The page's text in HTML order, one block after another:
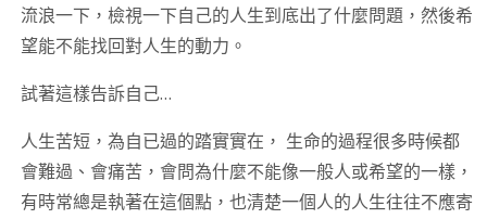
流浪一下，檢視一下自己的人生到底出了什麼問題，然後希
望能不能找回對人生的動力。
試著這樣告訴自己…
人生苦短，為自已過的踏實實在， 生命的過程很多時候都
會難過、會痛苦，會問為什麼不能像一般人或希望的一樣，
有時常總是執著在這個點，也清楚一個人的人生往往不應寄